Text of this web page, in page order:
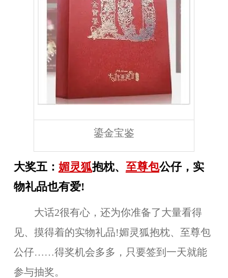
鎏金宝鉴
大奖五： 媚灵狐抱枕、 至尊包公仔，实
物礼品也有爱!
大话2很有心，还为你准备了大量看得
见、摸得着的实物礼品!媚灵狐抱枕、至尊包
公仔……得奖机会多多，只要签到 一天就能
参与抽奖。